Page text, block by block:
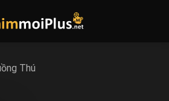
Thú